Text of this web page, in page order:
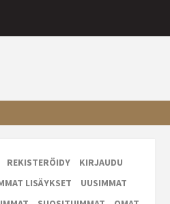
REKISTERÖIDY
KIRJAUDU
LISÄYKSET
UUSIMMAT